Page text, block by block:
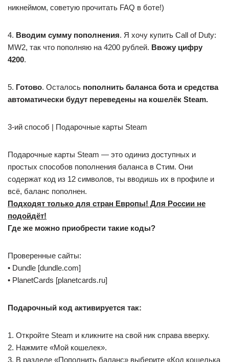
никнеймом, советую прочитать FAQ в боте!)
4. Вводим сумму пополнения. Я хочу купить Call of Duty:
MW2, так что пополняю на 4200 рублей. Ввожу цифру
4200.
5. Готово. Осталось пополнить баланса бота и средства
автоматически будут переведены на кошелёк Steam.
3-ий способ | Подарочные карты Steam
Подарочные карты Steam — это одиниз доступных и
простых способов пополнения баланса в Стим. Они
содержат код из 12 символов, ты вводишь их в профиле и
всё, баланс пополнен.
Подходят только для стран Европы! Для России не
подойдёт!
Где же можно приобрести такие коды?
Проверенные сайты:
• Dundle [dundle.com]
• PlanetCards [planetcards.ru]
Подарочный код активируется так:
1. Откройте Steam и кликните на свой ник справа вверху.
2. Нажмите «Мой кошелек».
3. В разделе «Пополнить баланс» выберите «Код кошелька